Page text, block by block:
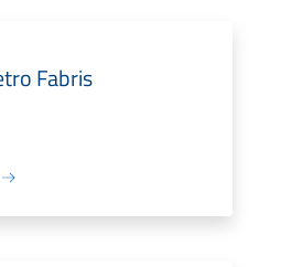
Fabris